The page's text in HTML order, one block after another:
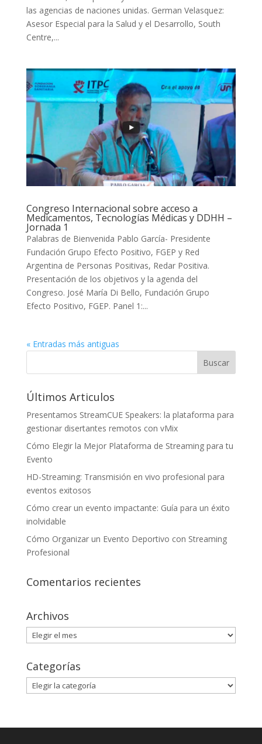
las agencias de naciones unidas. German Velasquez:
Asesor Especial para la Salud y el Desarrollo, South
Centre,...
Congreso Internacional sobre acceso a
Medicamentos, Tecnologías Médicas y DDHH –
Jornada 1
Palabras de Bienvenida Pablo García- Presidente
Fundación Grupo Efecto Positivo, FGEP y Red
Argentina de Personas Positivas, Redar Positiva.
Presentación de los objetivos y la agenda del
Congreso. José María Di Bello, Fundación Grupo
Efecto Positivo, FGEP. Panel 1:...
« Entradas más antiguas
Últimos Articulos
Presentamos StreamCUE Speakers: la plataforma para
gestionar disertantes remotos con vMix
Cómo Elegir la Mejor Plataforma de Streaming para tu
Evento
HD-Streaming: Transmisión en vivo profesional para
eventos exitosos
Cómo crear un evento impactante: Guía para un éxito
inolvidable
Cómo Organizar un Evento Deportivo con Streaming
Profesional
Comentarios recientes
Archivos
Archivos
Categorías
Categorías